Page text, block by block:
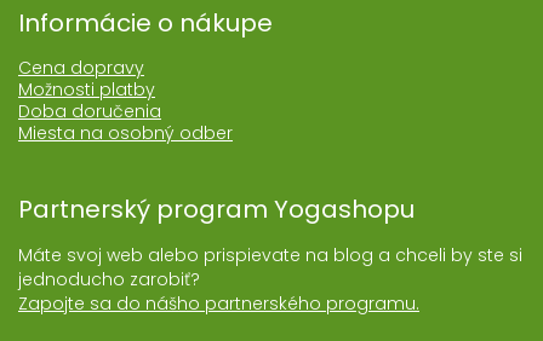
Informácie o nákupe
Cena dopravy
Možnosti platby
Doba doručenia
Miesta na osobný odber
Partnerský program Yogashopu
Máte svoj web alebo prispievate na blog a chceli by ste si
jednoducho zarobiť?
Zapojte sa do nášho partnerského programu.